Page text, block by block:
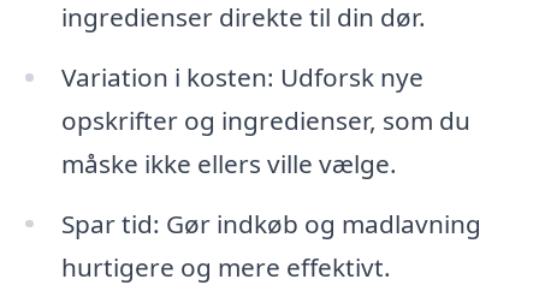
ingredienser direkte til din dør.
Variation i kosten: Udforsk nye
opskrifter og ingredienser, som du
måske ikke ellers ville vælge.
Spar tid: Gør indkøb og madlavning
hurtigere og mere effektivt.